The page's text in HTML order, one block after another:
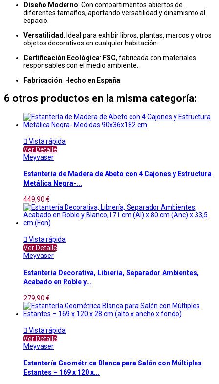
Diseño Moderno: Con compartimentos abiertos de
diferentes tamaños, aportando versatilidad y dinamismo al
espacio.
Versatilidad: Ideal para exhibir libros, plantas, marcos y otros
objetos decorativos en cualquier habitación.
Certificación Ecológica: FSC, fabricada con materiales
responsables con el medio ambiente.
Fabricación: Hecho en España
6 otros productos en la misma categoría:
 Vista rápida
Ver Detalle
Meyvaser
Estantería de Madera de Abeto con 4 Cajones y Estructura
Metálica Negra-...
449,90 €
 Vista rápida
Ver Detalle
Meyvaser
Estantería Decorativa, Librería, Separador Ambientes,
Acabado en Roble y...
279,90 €
 Vista rápida
Ver Detalle
Meyvaser
Estantería Geométrica Blanca para Salón con Múltiples
Estantes – 169 x 120 x...